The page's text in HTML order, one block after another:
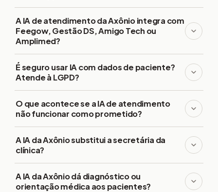
A IA de atendimento da Axônio integra com
Feegow, Gestão DS, Amigo Tech ou
Amplimed?
É seguro usar IA com dados de paciente?
Atende à LGPD?
O que acontece se a IA de atendimento
não funcionar como prometido?
A IA da Axônio substitui a secretária da
clínica?
A IA da Axônio dá diagnóstico ou
orientação médica aos pacientes?